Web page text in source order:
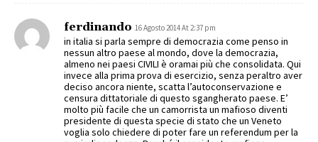
ferdinando 16 Agosto 2014 At 2:37 pm
in italia si parla sempre di democrazia come penso in
nessun altro paese al mondo, dove la democrazia,
almeno nei paesi CIVILI è oramai più che consolidata. Qui
invece alla prima prova di esercizio, senza peraltro aver
deciso ancora niente, scatta l’autoconservazione e
censura dittatoriale di questo sgangherato paese. E’
molto più facile che un camorrista un mafioso diventi
presidente di questa specie di stato che un Veneto
voglia solo chiedere di poter fare un referendum per la